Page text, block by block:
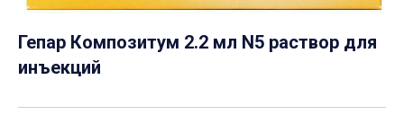
Гепар Композитум 2.2 мл N5 раствор для
инъекций